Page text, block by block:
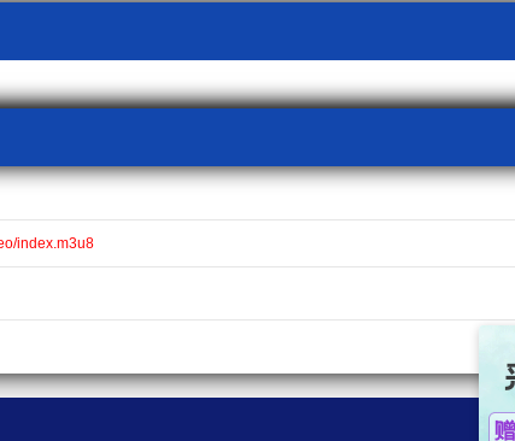
index.m3u8